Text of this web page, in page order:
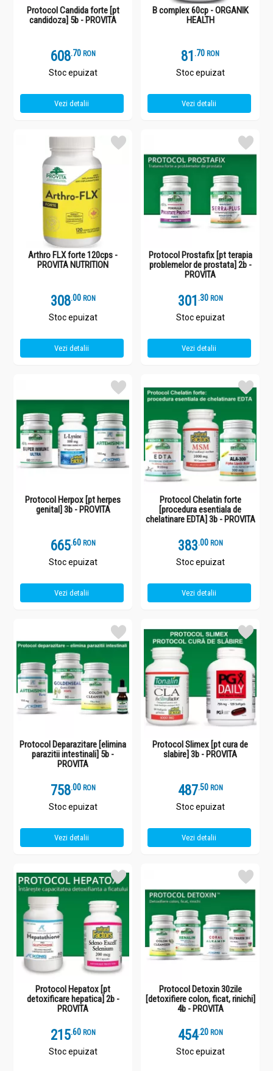
Protocol Candida forte [pt
candidoza] 5b - PROVITA
608.7 RON
Stoc epuizat
Vezi detalii
B complex 60cp - ORGANIK
HEALTH
81 .7 RON
Stoc epuizat
Vezi detalii
Arthro FLX forte 120cps -
PROVITA NUTRITION
308.0 RON
Stoc epuizat
Vezi detalii
Protocol Prostafix [pt terapia
problemelor de prostata] 2b -
PROVITA
301 .3 RON
Stoc epuizat
Vezi detalii
Protocol Herpox [pt herpes
genital] 3b - PROVITA
665.6 RON
Stoc epuizat
Vezi detalii
Protocol Chelatin forte
[procedura esentiala de
chelatinare EDTA] 3b - PROVITA
383.0 RON
Stoc epuizat
Vezi detalii
Protocol Deparazitare [elimina
parazitii intestinali] 5b -
PROVITA
758.0 RON
Stoc epuizat
Vezi detalii
Protocol Slimex [pt cura de
slabire] 3b - PROVITA
487.5 RON
Stoc epuizat
Vezi detalii
Protocol Hepatox [pt
detoxificare hepatica] 2b -
PROVITA
215.6 RON
Stoc epuizat
Protocol Detoxin 30zile
[detoxifiere colon, ficat, rinichi]
4b - PROVITA
454.2 RON
Stoc epuizat